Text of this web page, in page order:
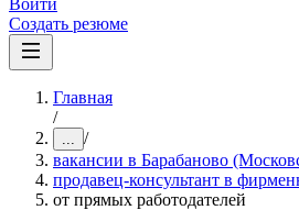
Войти
Создать резюме
Главная
/
... /
вакансии в Барабаново
продавец-консультант в
от прямых работодателей